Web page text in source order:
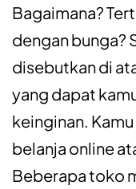
Bagaimana?
dengan bunga?
disebutkan di
yang dapat
keinginan.
belanja online
Beberapa toko